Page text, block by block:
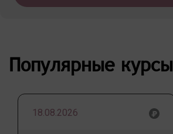
Популярные курсы
18.08.2026